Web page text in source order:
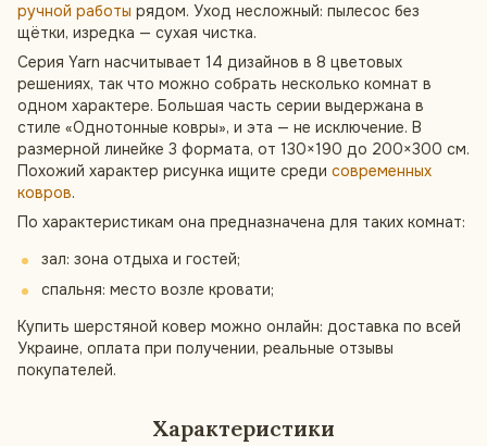
ручной работы рядом. Уход несложный: пылесос без
щётки, изредка — сухая чистка.
Серия Yarn насчитывает 14 дизайнов в 8 цветовых
решениях, так что можно собрать несколько комнат в
одном характере. Большая часть серии выдержана в
стиле «Однотонные ковры», и эта — не исключение. В
размерной линейке 3 формата, от 130×190 до 200×300 см.
Похожий характер рисунка ищите среди современных
ковров.
По характеристикам она предназначена для таких комнат:
зал: зона отдыха и гостей;
спальня: место возле кровати;
Купить шерстяной ковер можно онлайн: доставка по всей
Украине, оплата при получении, реальные отзывы
покупателей.
Характеристики